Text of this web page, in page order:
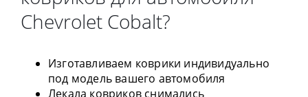
Chevrolet Cobalt?
Изготавливаем коврики индивидуально
под модель вашего автомобиля
Лекала ковриков снимались